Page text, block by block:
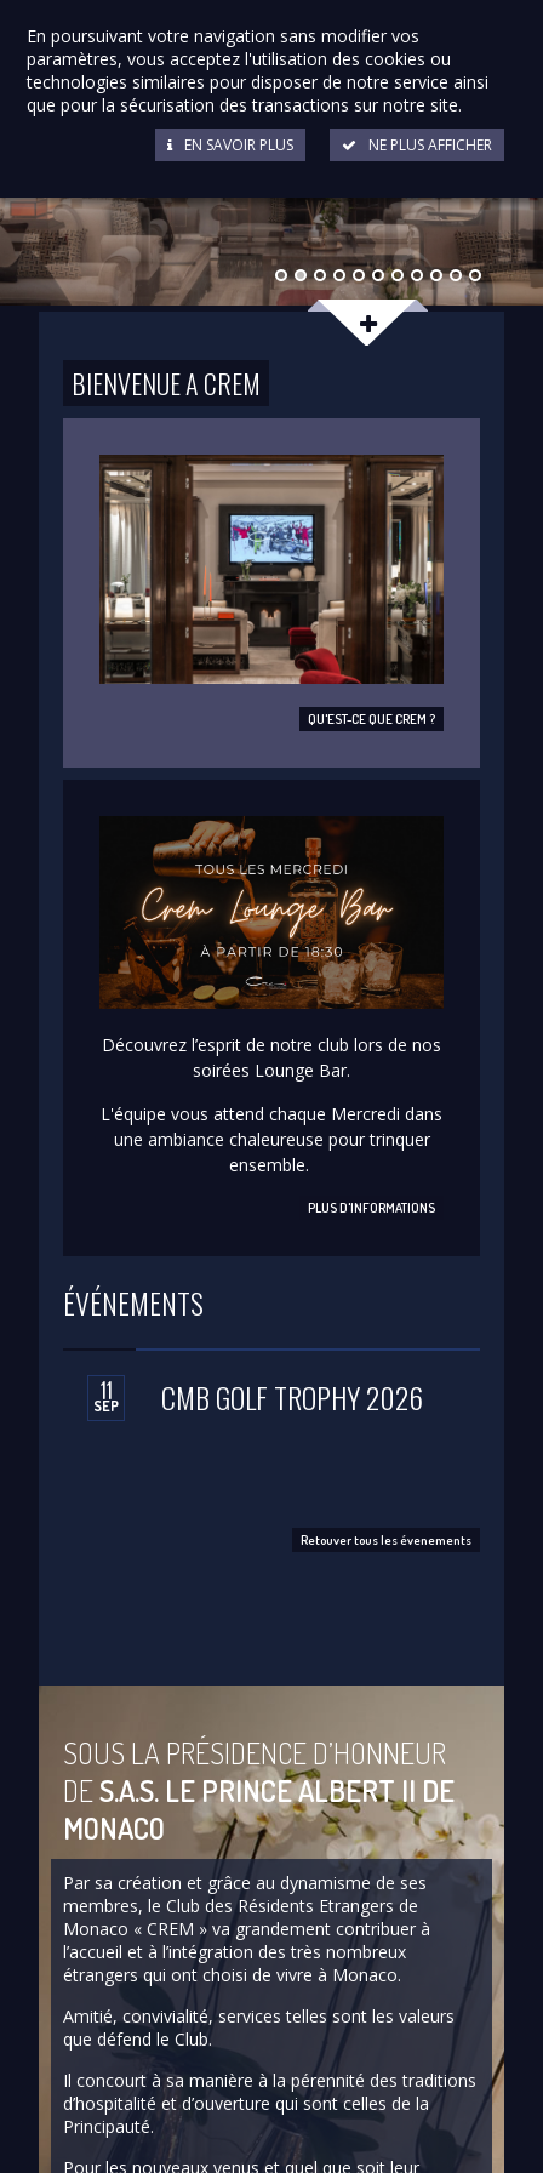
BIENVENUE A CREM
QU'EST-CE QUE CREM ?
Découvrez l’esprit de notre club lors de nos
soirées Lounge Bar.
L'équipe vous attend chaque Mercredi dans
une ambiance chaleureuse pour trinquer
ensemble.
PLUS D'INFORMATIONS
ÉVÉNEMENTS
11
SEP CMB GOLF TROPHY 2026
Retouver tous les évenements
SOUS LA PRÉSIDENCE D’HONNEUR
DES.A.S. LE PRINCE ALBERT II DE
MONACO
Par sa création et grâce au dynamisme de ses
membres, le Club des Résidents Etrangers de
Monaco « CREM » va grandement contribuer à
l’accueil et à l’intégration des très nombreux
étrangers qui ont choisi de vivre à Monaco.
Amitié, convivialité, services telles sont les valeurs
que défend le Club.
Il concourt à sa manière à la pérennité des traditions
d’hospitalité et d’ouverture qui sont celles de la
Principauté.
Pour les nouveaux venus et quel que soit leur
En poursuivant votre navigation sans modifier vos
paramètres, vous acceptez l'utilisation des cookies ou
technologies similaires pour disposer de notre service ainsi
que pour la sécurisation des transactions sur notre site.
NE PLUS AFFICHER
EN SAVOIR PLUS